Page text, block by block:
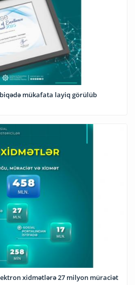
mükafata layiq görülüb
xidmətlərə 27 milyon müraciət